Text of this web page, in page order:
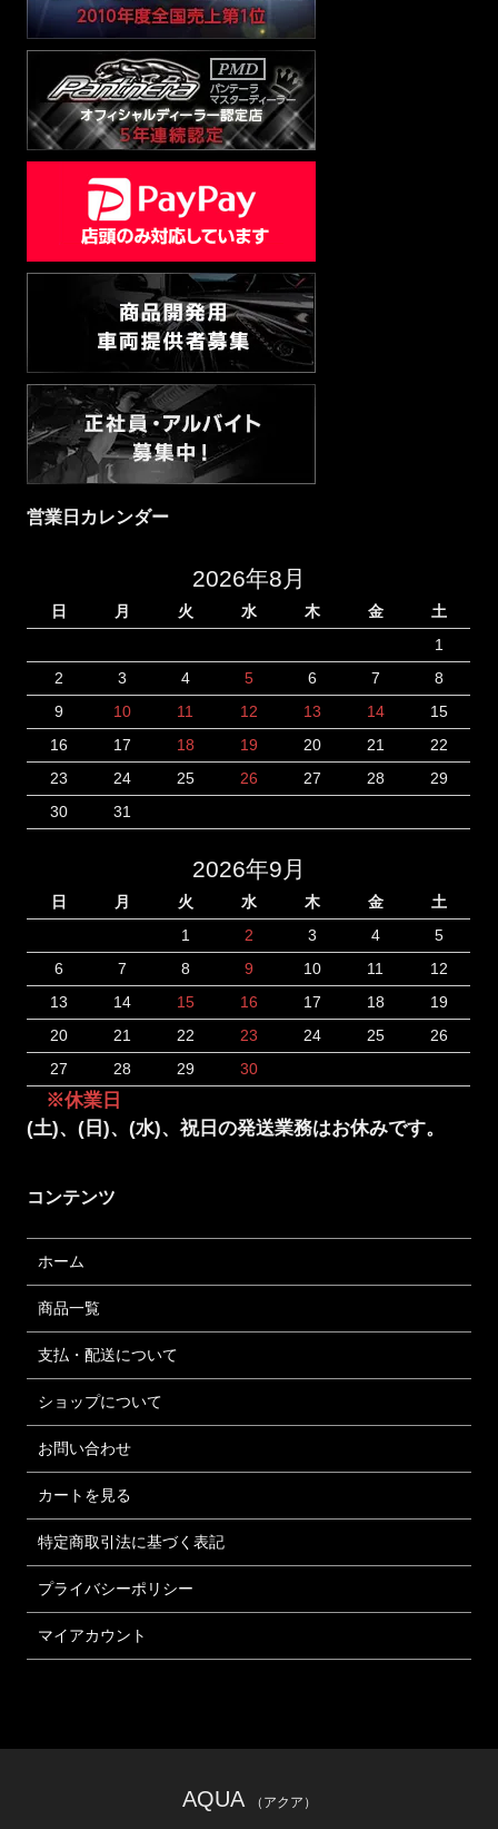
営業日カレンダー
2026年8月
日 月 火 水 木 金
土
1
2
3 4 5 6 7
8
9
10 11 12 13 14
15
16
17 18 19 20 21
22
23
24 25 26 27 28
29
30
31
2026年9月
日 月 火 水 木 金
土
1
2 3 4
5
6
7 8 9 10 11
12
13
14 15 16 17 18
19
20
21 22 23 24 25
26
27
28 29 30
※休業日
(土)、(日)、(水)、祝日の発送業務はお休みです。
コンテンツ
ホーム
商品一覧
支払・配送について
ショップについて
お問い合わせ
カートを見る
特定商取引法に基づく表記
プライバシーポリシー
マイアカウント
AQUA （アクア）